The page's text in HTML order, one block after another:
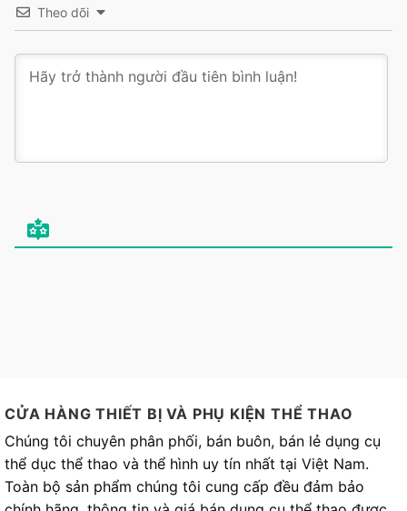
Theo dõi
CỬA HÀNG THIẾT BỊ VÀ PHỤ KIỆN THỂ THAO
Chúng tôi chuyên phân phối, bán buôn, bán lẻ dụng cụ
thể dục thể thao và thể hình uy tín nhất tại Việt Nam.
Toàn bộ sản phẩm chúng tôi cung cấp đều đảm bảo